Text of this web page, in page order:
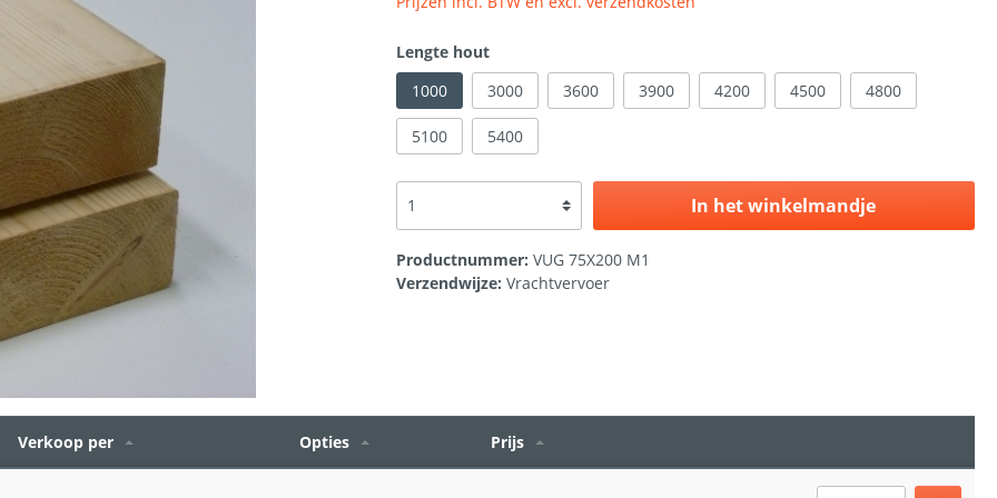
Scheurherstel gevel
Hang en sluitwerk
BouwplatenLengte hout
1000
3000 3600 3900 4200 4500 4800
5100 5400
In het winkelmandje
Productnummer: VUG 75X200 M1
Verzendwijze: Vrachtvervoer
Verkoop per Opties Prijs